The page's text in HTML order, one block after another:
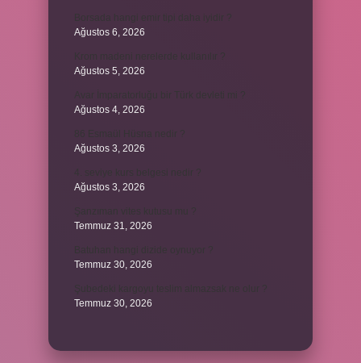
Ağustos 6, 2026
Ağustos 5, 2026
Ağustos 4, 2026
Ağustos 3, 2026
Ağustos 3, 2026
Temmuz 31, 2026
Temmuz 30, 2026
Temmuz 30, 2026